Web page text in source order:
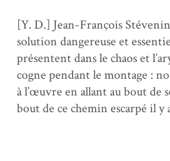
[Y. D.] Jean-François
solution dangereuse et
présentent dans le chaos et
cogne pendant le montage :
à l’œuvre en allant au bout de
bout de ce chemin escarpé il y